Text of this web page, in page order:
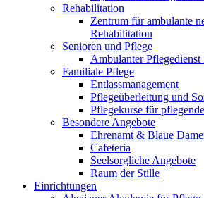
Rehabilitation
Zentrum für ambulante
Rehabilitation
Senioren und Pflege
Ambulanter Pflegedienst
Familiale Pflege
Entlassmanagement
Pflegeüberleitung und
Pflegekurse für
Besondere Angebote
Ehrenamt & Blaue
Cafeteria
Seelsorgliche Angebote
Raum der Stille
Einrichtungen